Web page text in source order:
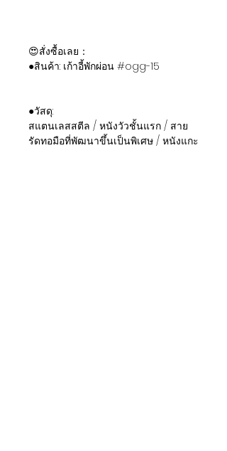
😍สั่งซื้อเลย：
●สินค้า: เก้าอี้พักผ่อน #ogg-15
●วัสดุ:
สแตนเลสสตีล / หนังวัวชั้นแรก / สาย
รัดทอมือที่พัฒนาขึ้นเป็นพิเศษ / หนังแกะ